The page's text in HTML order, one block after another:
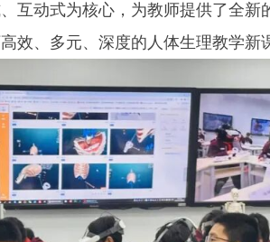
互动式为核心，为教师提供了全新
效、多元、深度的人体生理教学新